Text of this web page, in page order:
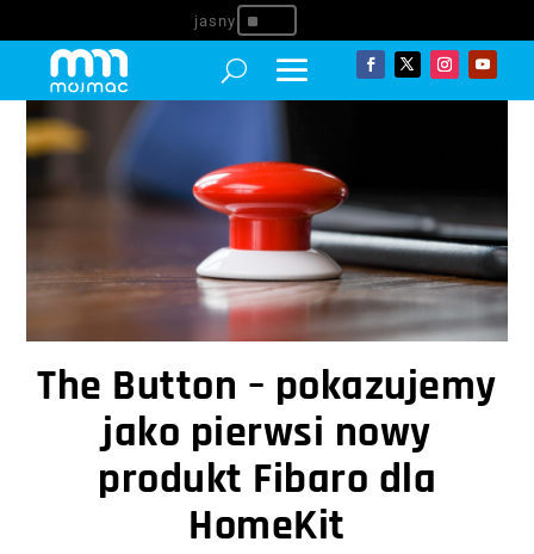
^
The Button – pokazujemy
jako pierwsi nowy
produkt Fibaro dla
HomeKit